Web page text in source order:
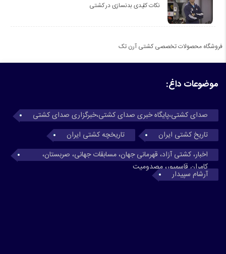
نکات کلیدی بدنسازی در کشتی
فروشگاه محصولات تخصصی کشتی آرن تک
موضوعات داغ:
صدای کشتی،پایگاه خبری صدای کشتی،خبرگزاری صدای کشتی
تاریخ کشتی ایران
تاریخچه کشتی ایران
اخبار، کشتی آزاد، قهرمانی جهان، مسابقات جهانی، صربستان،
کامران قاسمپور، مصدومیت
آرشام سپیدار